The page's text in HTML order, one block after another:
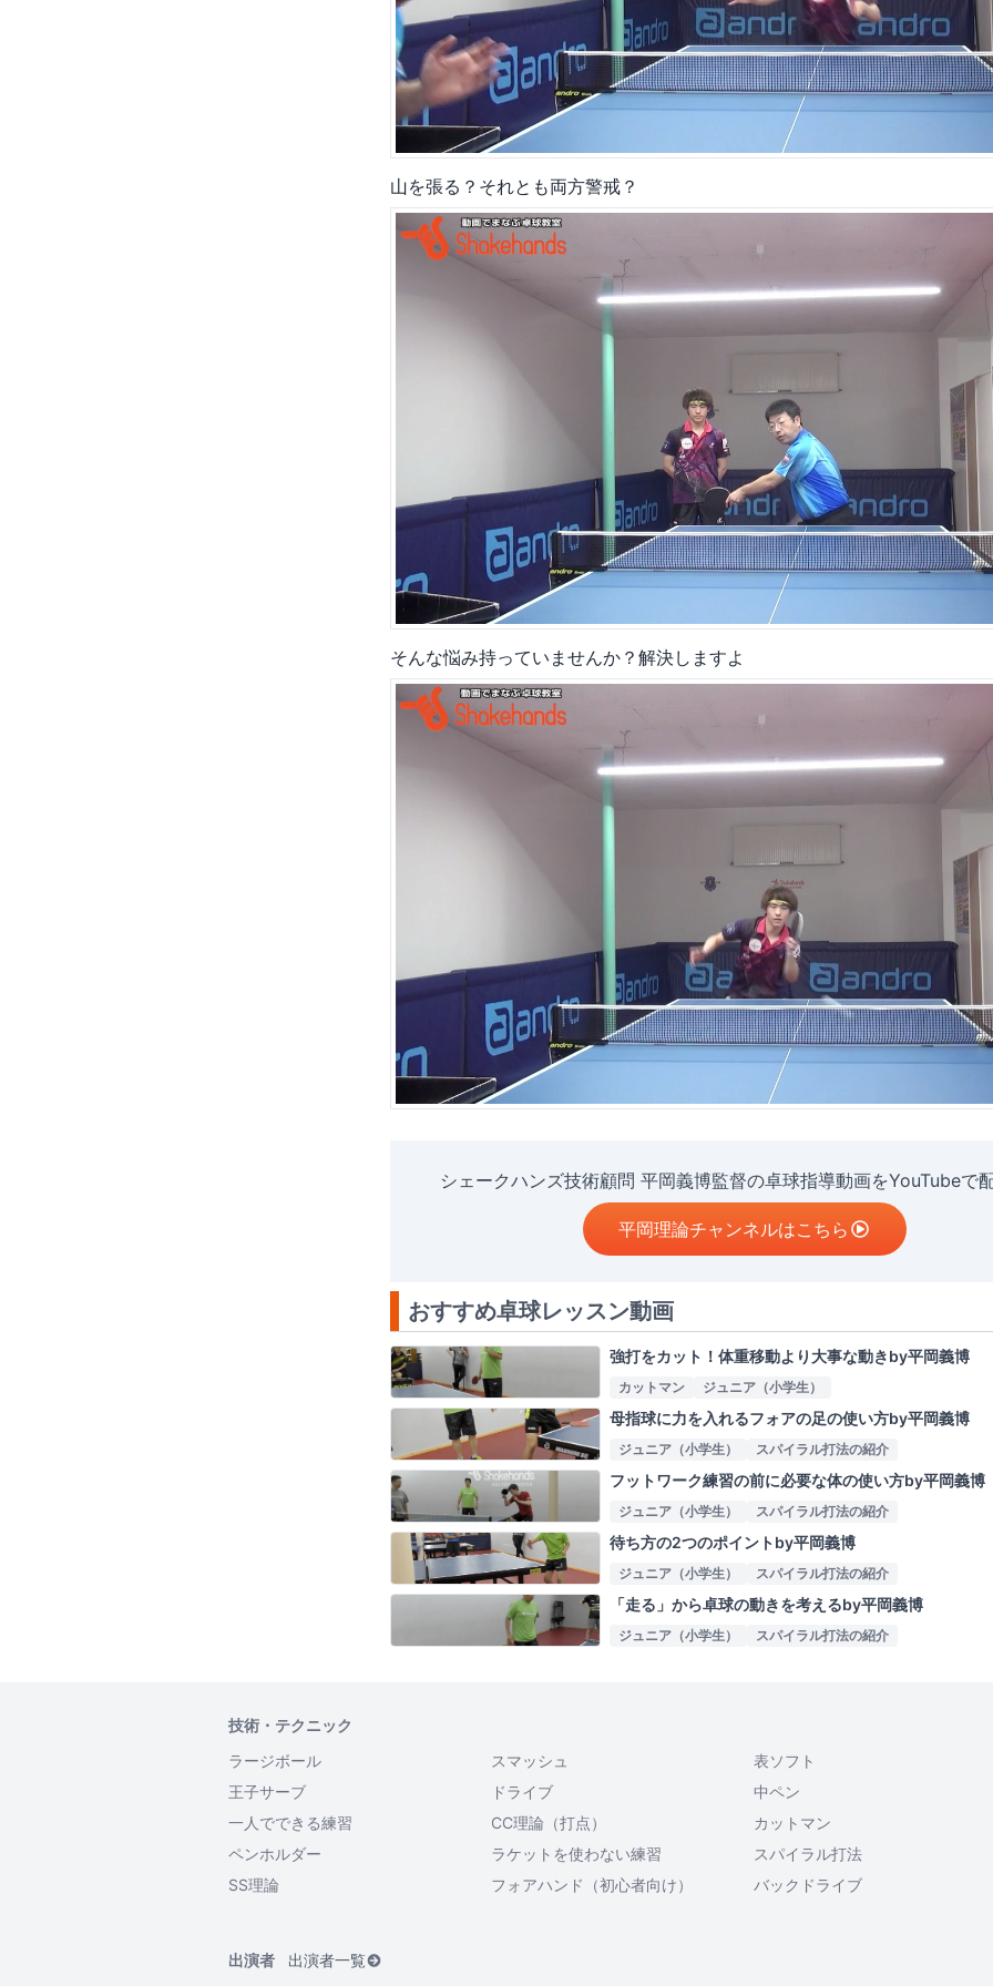
山を張る？それとも両方警戒？
そんな悩み持っていませんか？解決しますよ
シェークハンズ技術顧問 平岡義博監督の卓球指導動画をYouTubeで
平岡理論チャンネルはこちら
おすすめ卓球レッスン動画
強打をカット！体重移動より大事な動きby平岡義博
カットマン ジュニア（小学生）
母指球に力を入れるフォアの足の使い方by平岡義博
ジュニア（小学生） スパイラル打法の紹介
フットワーク練習の前に必要な体の使い方by平岡義博
ジュニア（小学生） スパイラル打法の紹介
待ち方の2つのポイントby平岡義博
ジュニア（小学生） スパイラル打法の紹介
「走る」から卓球の動きを考えるby平岡義博
ジュニア（小学生） スパイラル打法の紹介
技術・テクニック
ラージボール
スマッシュ
表ソフト
王子サーブ
ドライブ
中ペン
一人でできる練習
CC理論（打点）
カットマン
ペンホルダー
ラケットを使わない練習
スパイラル打法
SS理論
フォアハンド（初心者向け） バックドライブ
出演者 出演者一覧